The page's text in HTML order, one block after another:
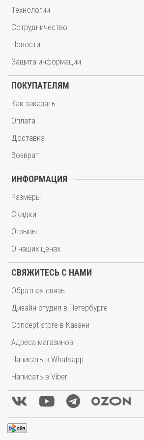
Технологии
Сотрудничество
Новости
Защита информации
ПОКУПАТЕЛЯМ
Как заказать
Оплата
Доставка
Возврат
ИНФОРМАЦИЯ
Размеры
Скидки
Отзывы
О наших ценах
СВЯЖИТЕСЬ С НАМИ
Обратная связь
Дизайн-студия в Петербурге
Concept-store в Казани
Адреса магазинов
Написать в Whatsapp
Написать в Viber